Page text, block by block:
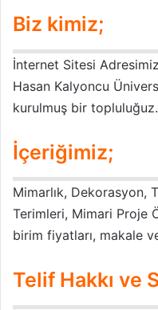
Biz kimiz;
İnternet Sitesi
Hasan Kalyoncu
kurulmuş bir
İçeriğimiz;
Mimarlık, Dekorasyon,
Terimleri, Mimari Proje
birim fiyatları, makale
Telif Hakkı ve